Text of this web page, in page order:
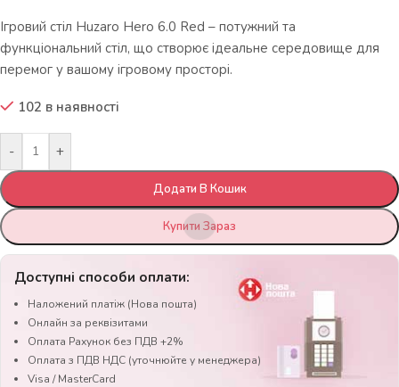
Ігровий стіл Huzaro Hero 6.0 Red – потужний та
функціональний стіл, що створює ідеальне середовище для
перемог у вашому ігровому просторі.
102 в наявності
- +
Додати В Кошик
Купити Зараз
Доступні способи оплати:
Наложений платіж (Нова пошта)
Онлайн за реквізитами
Оплата Рахунок без ПДВ +2%
Оплата з ПДВ НДС (уточнюйте у менеджера)
Visa / MasterCard